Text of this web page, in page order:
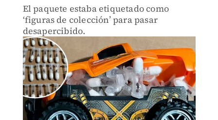
El paquete estaba etiquetado como
‘figuras de colección’ para pasar
desapercibido.